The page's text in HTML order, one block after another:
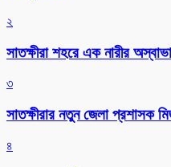
২
সাতক্ষীরা শহরে এক নারীর
৩
সাতক্ষীরার নতুন জেলা প্রশাসক
৪